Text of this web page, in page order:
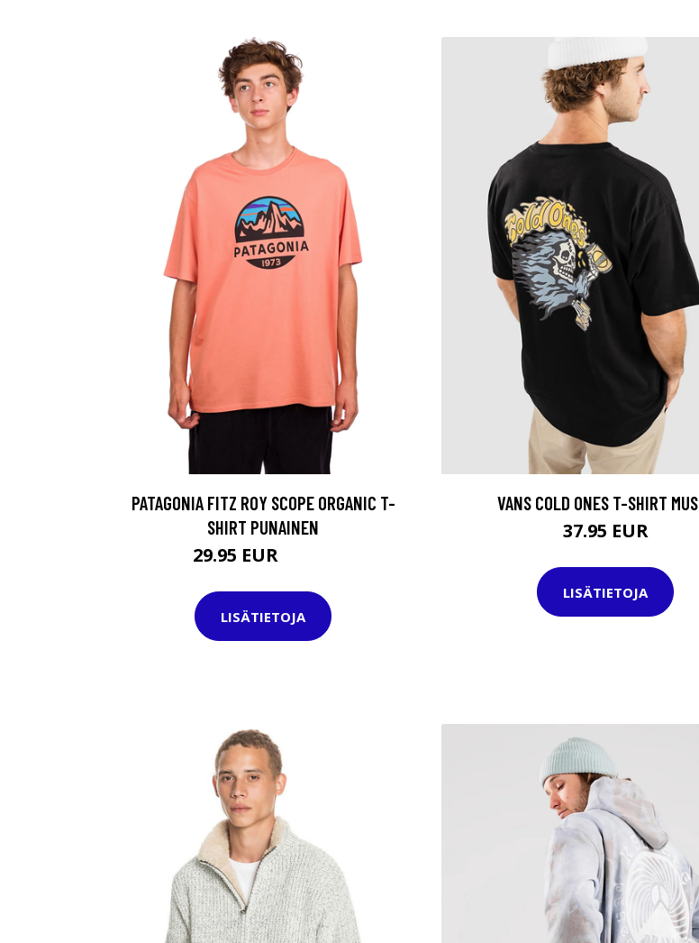
PATAGONIA FITZ ROY SCOPE ORGANIC T-
SHIRT PUNAINEN
29.95 EUR
LISÄTIETOJA
VANS COLD ONES T-SHIRT
37.95 EUR
LISÄTIETOJA